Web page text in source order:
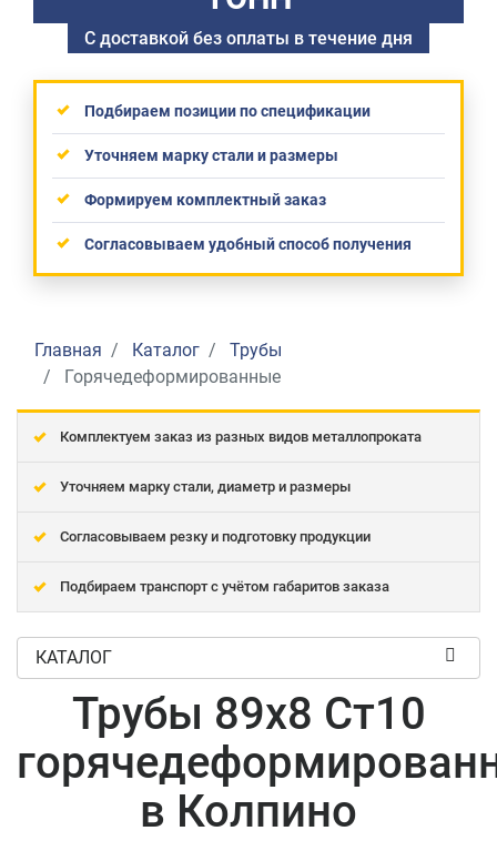
С доставкой без оплаты в течение дня
Подбираем позиции по спецификации
Уточняем марку стали и размеры
Формируем комплектный заказ
Согласовываем удобный способ получения
Главная Каталог
Трубы
Горячедеформированные
Комплектуем заказ из разных видов металлопроката
Уточняем марку стали, диаметр и размеры
Согласовываем резку и подготовку продукции
Подбираем транспорт с учётом габаритов заказа
КАТАЛОГ
Трубы 89x8 Ст10
в Колпино